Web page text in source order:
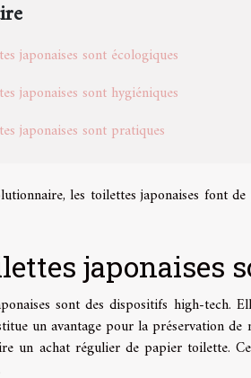
japonaises sont écologiques
japonaises sont hygiéniques
japonaises sont pratiques
les toilettes japonaises font
japonaises
sont des dispositifs high-tech.
un avantage pour la préservation de
un achat régulier de papier toilette.